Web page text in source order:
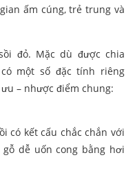
ấm cúng, trẻ trung và
đỏ. Mặc dù được chia
một số đặc tính riêng
– nhược điểm chung:
có kết cấu chắc chắn với
dễ uốn cong bằng hơi